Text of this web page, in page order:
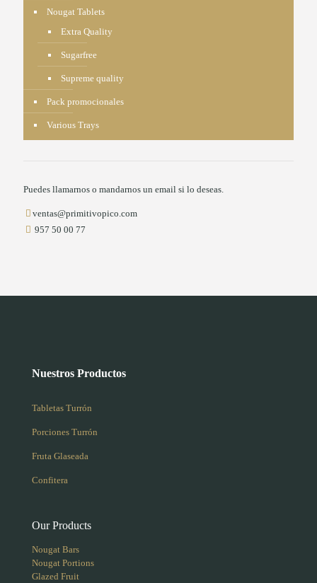
Nougat Tablets
Extra Quality
Sugarfree
Supreme quality
Pack promocionales
Various Trays
Puedes llamarnos o mandarnos un email si lo deseas.
ventas@primitivopico.com
957 50 00 77
Nuestros Productos
Tabletas Turrón
Porciones Turrón
Fruta Glaseada
Confitera
Our Products
Nougat Bars
Nougat Portions
Glazed Fruit